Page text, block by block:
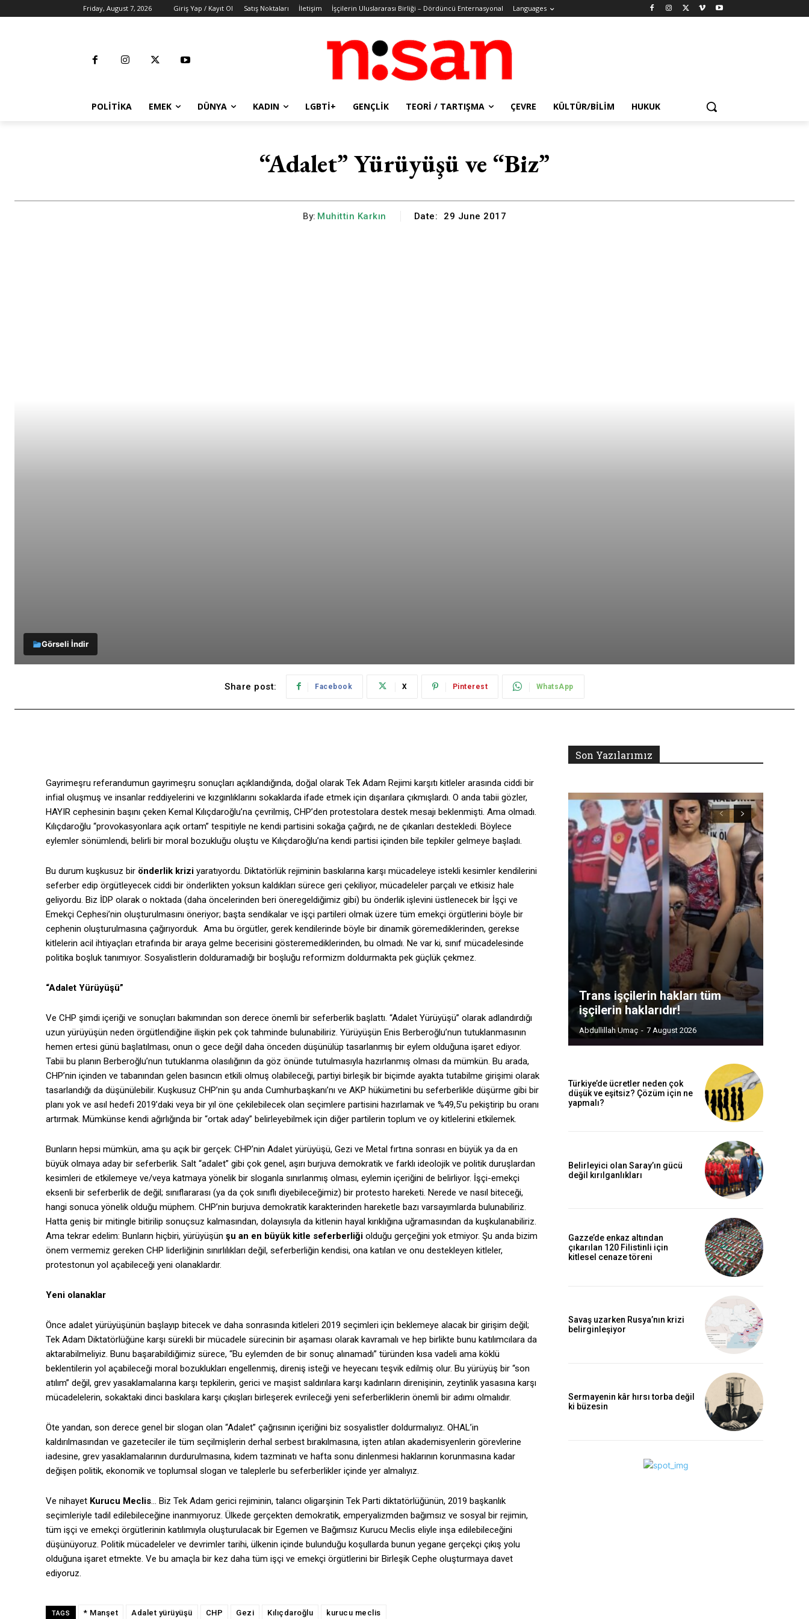
Friday, August 7, 2026 Giriş Yap / Kayıt Ol Satış Noktaları İletişim İşçilerin Uluslararası Birliği – Dördüncü Enternasyonal Languages
POLITIKA EMEK DÜNYA KADIN LGBTİ+ GENÇLIK TEORI / TARTIŞMA ÇEVRE KÜLTÜR/BILIM HUKUK
“Adalet” Yürüyüşü ve “Biz”
By: Muhittin Karkın Date: 29 June 2017
Görseli İndir
Share post: Facebook X Pinterest WhatsApp
Gayrimeşru referandumun gayrimeşru sonuçları açıklandığında, doğal olarak Tek Adam Rejimi karşıtı kitleler arasında ciddi bir
infial oluşmuş ve insanlar reddiyelerini ve kızgınlıklarını sokaklarda ifade etmek için dışarılara çıkmışlardı. O anda tabii gözler,
HAYIR cephesinin başını çeken Kemal Kılıçdaroğlu’na çevrilmiş, CHP’den protestolara destek mesajı beklenmişti. Ama olmadı.
Kılıçdaroğlu “provokasyonlara açık ortam” tespitiyle ne kendi partisini sokağa çağırdı, ne de çıkanları destekledi. Böylece
eylemler sönümlendi, belirli bir moral bozukluğu oluştu ve Kılıçdaroğlu’na kendi partisi içinden bile tepkiler gelmeye başladı.
Bu durum kuşkusuz bir önderlik krizi yaratıyordu. Diktatörlük rejiminin baskılarına karşı mücadeleye istekli kesimler kendilerini
seferber edip örgütleyecek ciddi bir önderlikten yoksun kaldıkları sürece geri çekiliyor, mücadeleler parçalı ve etkisiz hale
geliyordu. Biz İDP olarak o noktada (daha öncelerinden beri öneregeldiğimiz gibi) bu önderlik işlevini üstlenecek bir İşçi ve
Emekçi Cephesi’nin oluşturulmasını öneriyor; başta sendikalar ve işçi partileri olmak üzere tüm emekçi örgütlerini böyle bir
cephenin oluşturulmasına çağırıyorduk. Ama bu örgütler, gerek kendilerinde böyle bir dinamik göremediklerinden, gerekse
kitlelerin acil ihtiyaçları etrafında bir araya gelme becerisini gösteremediklerinden, bu olmadı. Ne var ki, sınıf mücadelesinde
politika boşluk tanımıyor. Sosyalistlerin dolduramadığı bir boşluğu reformizm doldurmakta pek güçlük çekmez.
“Adalet Yürüyüşü”
Ve CHP şimdi içeriği ve sonuçları bakımından son derece önemli bir seferberlik başlattı. “Adalet Yürüyüşü” olarak adlandırdığı
uzun yürüyüşün neden örgütlendiğine ilişkin pek çok tahminde bulunabiliriz. Yürüyüşün Enis Berberoğlu’nun tutuklanmasının
hemen ertesi günü başlatılması, onun o gece değil daha önceden düşünülüp tasarlanmış bir eylem olduğuna işaret ediyor.
Tabii bu planın Berberoğlu’nun tutuklanma olasılığının da göz önünde tutulmasıyla hazırlanmış olması da mümkün. Bu arada,
CHP’nin içinden ve tabanından gelen basıncın etkili olmuş olabileceği, partiyi birleşik bir biçimde ayakta tutabilme girişimi olarak
tasarlandığı da düşünülebilir. Kuşkusuz CHP’nin şu anda Cumhurbaşkanı’nı ve AKP hükümetini bu seferberlikle düşürme gibi bir
planı yok ve asıl hedefi 2019’daki veya bir yıl öne çekilebilecek olan seçimlere partisini hazırlamak ve %49,5’u pekiştirip bu oranı
artırmak. Mümkünse kendi ağırlığında bir “ortak aday” belirleyebilmek için diğer partilerin toplum ve oy kitlelerini etkilemek.
Bunların hepsi mümkün, ama şu açık bir gerçek: CHP’nin Adalet yürüyüşü, Gezi ve Metal fırtına sonrası en büyük ya da en
büyük olmaya aday bir seferberlik. Salt “adalet” gibi çok genel, aşırı burjuva demokratik ve farklı ideolojik ve politik duruşlardan
kesimleri de etkilemeye ve/veya katmaya yönelik bir sloganla sınırlanmış olması, eylemin içeriğini de belirliyor. İşçi-emekçi
eksenli bir seferberlik de değil; sınıflararası (ya da çok sınıflı diyebileceğimiz) bir protesto hareketi. Nerede ve nasıl biteceği,
hangi sonuca yönelik olduğu müphem. CHP’nin burjuva demokratik karakterinden hareketle bazı varsayımlarda bulunabiliriz.
Hatta geniş bir mitingle bitirilip sonuçsuz kalmasından, dolayısıyla da kitlenin hayal kırıklığına uğramasından da kuşkulanabiliriz.
Ama tekrar edelim: Bunların hiçbiri, yürüyüşün şu an en büyük kitle seferberliği olduğu gerçeğini yok etmiyor. Şu anda bizim
önem vermemiz gereken CHP liderliğinin sınırlılıkları değil, seferberliğin kendisi, ona katılan ve onu destekleyen kitleler,
protestonun yol açabileceği yeni olanaklardır.
Yeni olanaklar
Önce adalet yürüyüşünün başlayıp bitecek ve daha sonrasında kitleleri 2019 seçimleri için beklemeye alacak bir girişim değil;
Tek Adam Diktatörlüğüne karşı sürekli bir mücadele sürecinin bir aşaması olarak kavramalı ve hep birlikte bunu katılımcılara da
aktarabilmeliyiz. Bunu başarabildiğimiz sürece, “Bu eylemden de bir sonuç alınamadı” türünden kısa vadeli ama köklü
beklentilerin yol açabileceği moral bozuklukları engellenmiş, direniş isteği ve heyecanı teşvik edilmiş olur. Bu yürüyüş bir “son
atılım” değil, grev yasaklamalarına karşı tepkilerin, gerici ve maşist saldırılara karşı kadınların direnişinin, zeytinlik yasasına karşı
mücadelelerin, sokaktaki dinci baskılara karşı çıkışları birleşerek evrileceği yeni seferberliklerin önemli bir adımı olmalıdır.
Öte yandan, son derece genel bir slogan olan “Adalet” çağrısının içeriğini biz sosyalistler doldurmalıyız. OHAL’in
kaldırılmasından ve gazeteciler ile tüm seçilmişlerin derhal serbest bırakılmasına, işten atılan akademisyenlerin görevlerine
iadesine, grev yasaklamalarının durdurulmasına, kıdem tazminatı ve hafta sonu dinlenmesi haklarının korunmasına kadar
değişen politik, ekonomik ve toplumsal slogan ve taleplerle bu seferberlikler içinde yer almalıyız.
Ve nihayet Kurucu Meclis… Biz Tek Adam gerici rejiminin, talancı oligarşinin Tek Parti diktatörlüğünün, 2019 başkanlık
seçimleriyle tadil edilebileceğine inanmıyoruz. Ülkede gerçekten demokratik, emperyalizmden bağımsız ve sosyal bir rejimin,
tüm işçi ve emekçi örgütlerinin katılımıyla oluşturulacak bir Egemen ve Bağımsız Kurucu Meclis eliyle inşa edilebileceğini
düşünüyoruz. Politik mücadeleler ve devrimler tarihi, ülkenin içinde bulunduğu koşullarda bunun yegane gerçekçi çıkış yolu
olduğuna işaret etmekte. Ve bu amaçla bir kez daha tüm işçi ve emekçi örgütlerini bir Birleşik Cephe oluşturmaya davet
ediyoruz.
TAGS * Manşet Adalet yürüyüşü CHP Gezi Kılıçdaroğlu kurucu meclis
Son Yazılarımız
Trans işçilerin hakları tüm
işçilerin haklarıdır!
Abdullillah Umaç - 7 August 2026
Türkiye’de ücretler neden çok
düşük ve eşitsiz? Çözüm için ne
yapmalı?
Belirleyici olan Saray’ın gücü
değil kırılganlıkları
Gazze’de enkaz altından
çıkarılan 120 Filistinli için
kitlesel cenaze töreni
Savaş uzarken Rusya’nın krizi
belirginleşiyor
Sermayenin kâr hırsı torba değil
ki büzesin